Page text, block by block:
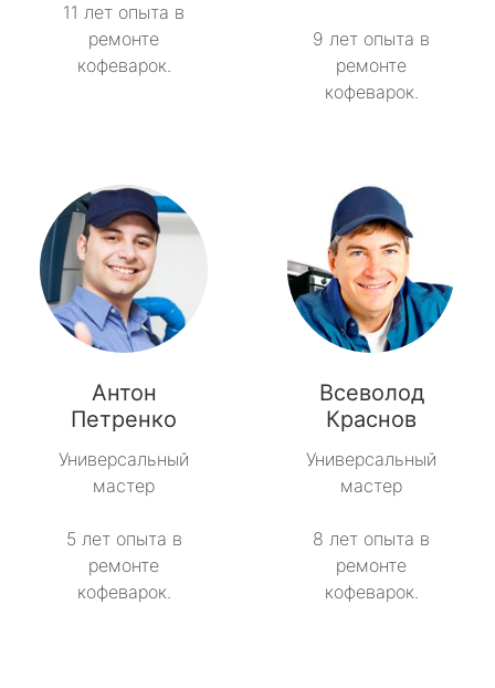
11 лет опыта в
ремонте
кофеварок.
9 лет опыта в
ремонте
кофеварок.
Антон
Петренко
Универсальный
мастер
5 лет опыта в
ремонте
кофеварок.
Всеволод
Краснов
Универсальный
мастер
8 лет опыта в
ремонте
кофеварок.